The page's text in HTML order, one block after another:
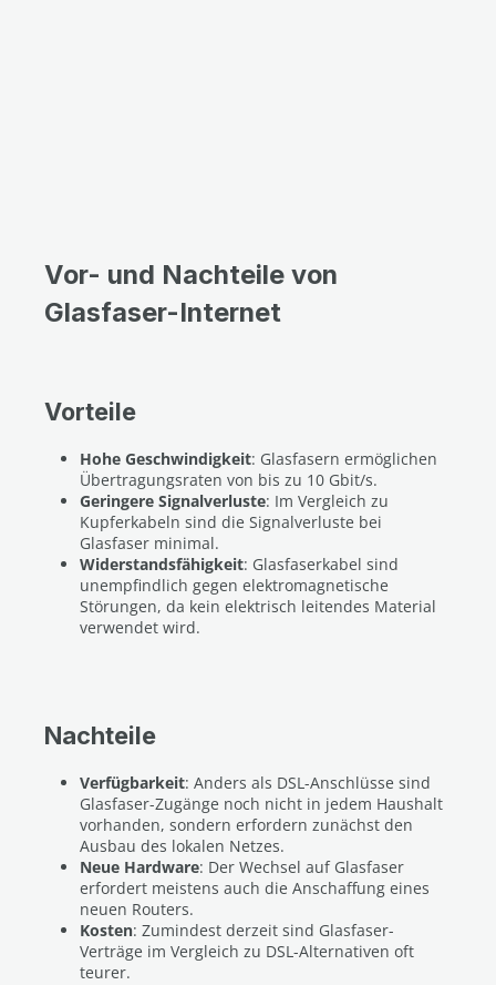
Vor- und Nachteile von
Glasfaser-Internet
Vorteile
Hohe Geschwindigkeit: Glasfasern ermöglichen
Übertragungsraten von bis zu 10 Gbit/s.
Geringere Signalverluste: Im Vergleich zu
Kupferkabeln sind die Signalverluste bei
Glasfaser minimal.
Widerstandsfähigkeit: Glasfaserkabel sind
unempfindlich gegen elektromagnetische
Störungen, da kein elektrisch leitendes Material
verwendet wird.
Nachteile
Verfügbarkeit: Anders als DSL-Anschlüsse sind
Glasfaser-Zugänge noch nicht in jedem Haushalt
vorhanden, sondern erfordern zunächst den
Ausbau des lokalen Netzes.
Neue Hardware: Der Wechsel auf Glasfaser
erfordert meistens auch die Anschaffung eines
neuen Routers.
Kosten: Zumindest derzeit sind Glasfaser-
Verträge im Vergleich zu DSL-Alternativen oft
teurer.